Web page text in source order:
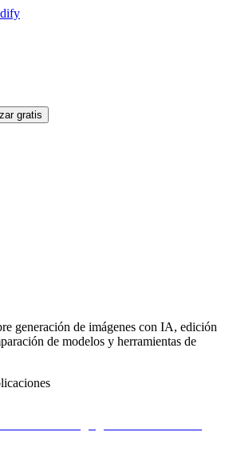
gratis
generación de imágenes con IA, edición
de modelos y herramientas de